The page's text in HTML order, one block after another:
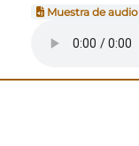
Muestra de audio